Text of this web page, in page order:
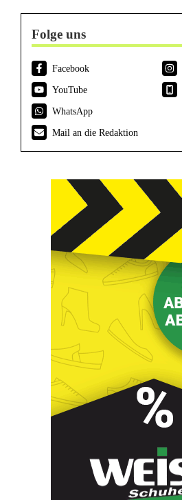
Folge uns
Facebook
YouTube
WhatsApp
Mail an die Redaktion